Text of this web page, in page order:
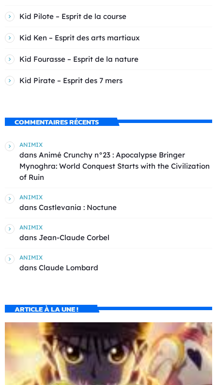
Kid Pilote – Esprit de la course
Kid Ken – Esprit des arts martiaux
Kid Fourasse – Esprit de la nature
Kid Pirate – Esprit des 7 mers
COMMENTAIRES RÉCENTS
ANIMIX
dans Animé Crunchy n°23 : Apocalypse Bringer
Mynoghra: World Conquest Starts with the Civilization
of Ruin
ANIMIX
dans Castlevania : Noctune
ANIMIX
dans Jean-Claude Corbel
ANIMIX
dans Claude Lombard
ARTICLE À LA UNE !